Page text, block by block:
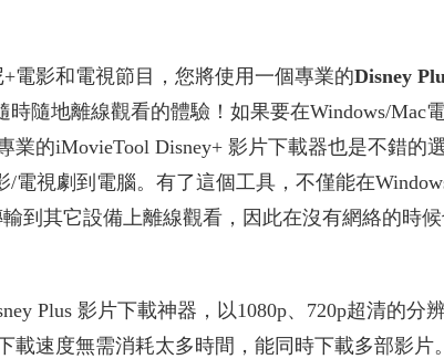
電影和電視節目，您將使用一個專業的Disney
隨地離線觀看的體驗！如果要在Windows/Mac
的iMovieTool Disney+ 影片下載器也是不錯的
電視劇到電腦。有了這個工具，不僅能在
到其它設備上離線觀看，因此在沒有網絡的時
Plus 影片下載神器，以1080p、720p超清的分
載速度無需消耗太多時間，能同時下載多部影片